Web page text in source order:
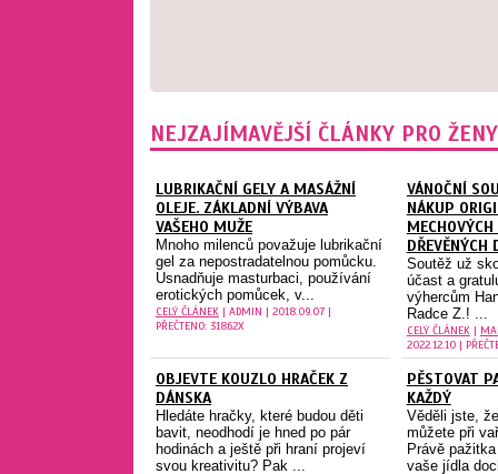
NEJZAJÍMAVĚJŠÍ ČLÁNKY PRO ŽENY
LUBRIKAČNÍ GELY A MASÁŽNÍ
OLEJE. ZÁKLADNÍ VÝBAVA
VAŠEHO MUŽE
Mnoho milenců považuje lubrikační
gel za nepostradatelnou pomůcku.
Usnadňuje masturbaci, používání
erotických pomůcek, v...
CELÝ ČLÁNEK | ADMIN | 2018.09.07 |
PŘEČTENO: 31862X
VÁNOČNÍ
NÁKUP
DŘEVĚNÝCH
Soutěž už
účast a
výhercům
Radce Z.! ...
CELÝ ČLÁNEK|
2022.12.10 |
OBJEVTE KOUZLO HRAČEK Z
DÁNSKA
Hledáte hračky, které budou děti
bavit, neodhodí je hned po pár
hodinách a ještě při hraní projeví
svou kreativitu? Pak ...
PĚSTOVAT
KAŽDÝ
Věděli jste,
můžete při
Právě
vaše jídla